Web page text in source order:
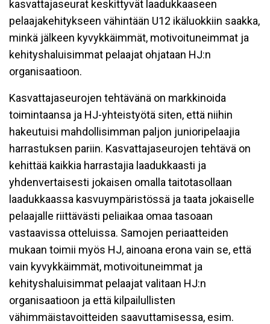
kasvattajaseurat keskittyvät laadukkaaseen
pelaajakehitykseen vähintään U12 ikäluokkiin saakka,
minkä jälkeen kyvykkäimmät, motivoituneimmat ja
kehityshaluisimmat pelaajat ohjataan HJ:n
organisaatioon.
Kasvattajaseurojen tehtävänä on markkinoida
toimintaansa ja HJ-yhteistyötä siten, että niihin
hakeutuisi mahdollisimman paljon junioripelaajia
harrastuksen pariin. Kasvattajaseurojen tehtävä on
kehittää kaikkia harrastajia laadukkaasti ja
yhdenvertaisesti jokaisen omalla taitotasollaan
laadukkaassa kasvuympäristössä ja taata jokaiselle
pelaajalle riittävästi peliaikaa omaa tasoaan
vastaavissa otteluissa. Samojen periaatteiden
mukaan toimii myös HJ, ainoana erona vain se, että
vain kyvykkäimmät, motivoituneimmat ja
kehityshaluisimmat pelaajat valitaan HJ:n
organisaatioon ja että kilpailullisten
vähimmäistavoitteiden saavuttamisessa, esim.